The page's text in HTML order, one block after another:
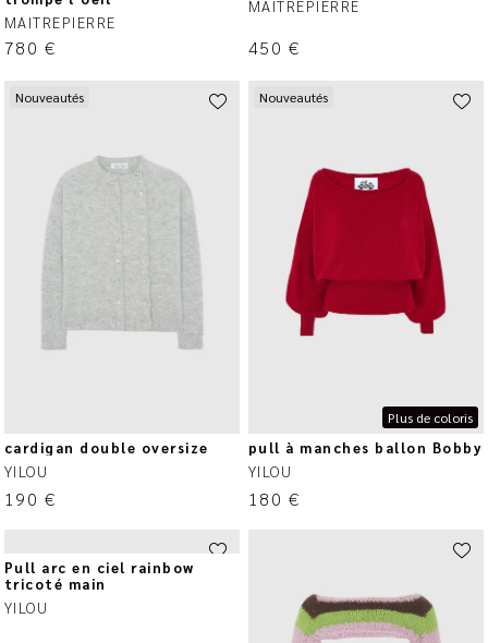
MAITREPIERRE
780 €
MAITREPIERRE
450 €
Nouveautés
cardigan double oversize
YILOU
190 €
Plus de coloris
Nouveautés
pull à manches ballon Bobby
YILOU
180 €
Pull arc en ciel rainbow
tricoté main
YILOU